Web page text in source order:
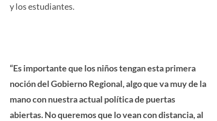
y los estudiantes.
“Es importante que los niños tengan esta primera
noción del Gobierno Regional, algo que va muy de la
mano con nuestra actual política de puertas
abiertas. No queremos que lo vean con distancia, al